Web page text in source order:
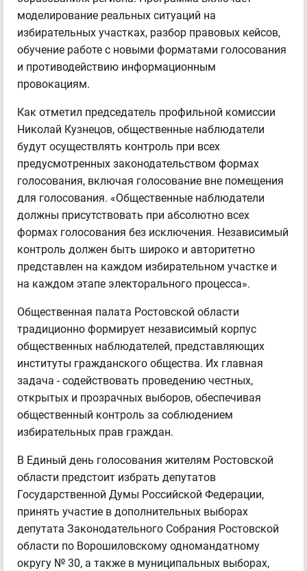
моделирование реальных ситуаций на
избирательных участках, разбор правовых кейсов,
обучение работе с новыми форматами голосования
и противодействию информационным
провокациям.
Как отметил председатель профильной комиссии
Николай Кузнецов, общественные наблюдатели
будут осуществлять контроль при всех
предусмотренных законодательством формах
голосования, включая голосование вне помещения
для голосования. «Общественные наблюдатели
должны присутствовать при абсолютно всех
формах голосования без исключения. Независимый
контроль должен быть широко и авторитетно
представлен на каждом избирательном участке и
на каждом этапе электорального процесса».
Общественная палата Ростовской области
традиционно формирует независимый корпус
общественных наблюдателей, представляющих
институты гражданского общества. Их главная
задача - содействовать проведению честных,
открытых и прозрачных выборов, обеспечивая
общественный контроль за соблюдением
избирательных прав граждан.
В Единый день голосования жителям Ростовской
области предстоит избрать депутатов
Государственной Думы Российской Федерации,
принять участие в дополнительных выборах
депутата Законодательного Собрания Ростовской
области по Ворошиловскому одномандатному
округу № 30, а также в муниципальных выборах,